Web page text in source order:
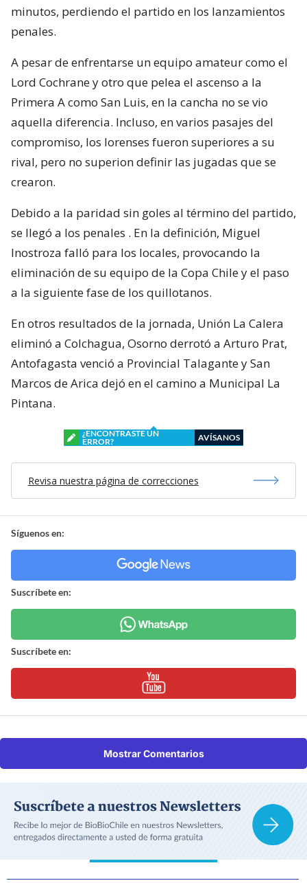
minutos, perdiendo el partido en los lanzamientos
penales.
A pesar de enfrentarse un equipo amateur como el
Lord Cochrane y otro que pelea el ascenso a la
Primera A como San Luis, en la cancha no se vio
aquella diferencia. Incluso, en varios pasajes del
compromiso, los lorenses fueron superiores a su
rival, pero no superion definir las jugadas que se
crearon.
Debido a la paridad sin goles al término del partido,
se llegó a los penales . En la definición, Miguel
Inostroza falló para los locales, provocando la
eliminación de su equipo de la Copa Chile y el paso
a la siguiente fase de los quillotanos.
En otros resultados de la jornada, Unión La Calera
eliminó a Colchagua, Osorno derrotó a Arturo Prat,
Antofagasta venció a Provincial Talagante y San
Marcos de Arica dejó en el camino a Municipal La
Pintana.
¿ENCONTRASTE UN
ERROR?
AVÍSANOS
Revisa nuestra página de correcciones
Síguenos en:
Suscríbete en:
Suscríbete en:
Mostrar Comentarios